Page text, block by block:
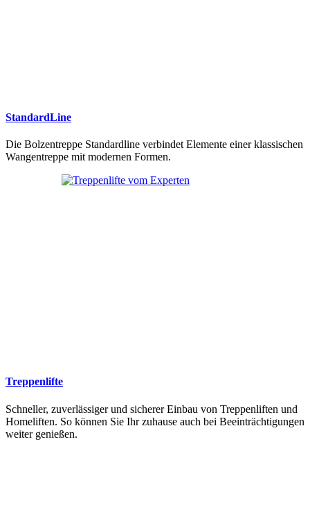
StandardLine
Die Bolzentreppe Standardline verbindet Elemente einer klassischen
Wangentreppe mit modernen Formen.
Treppenlifte
Schneller, zuverlässiger und sicherer Einbau von Treppenliften und
Homeliften. So können Sie Ihr zuhause auch bei Beeinträchtigungen
weiter genießen.